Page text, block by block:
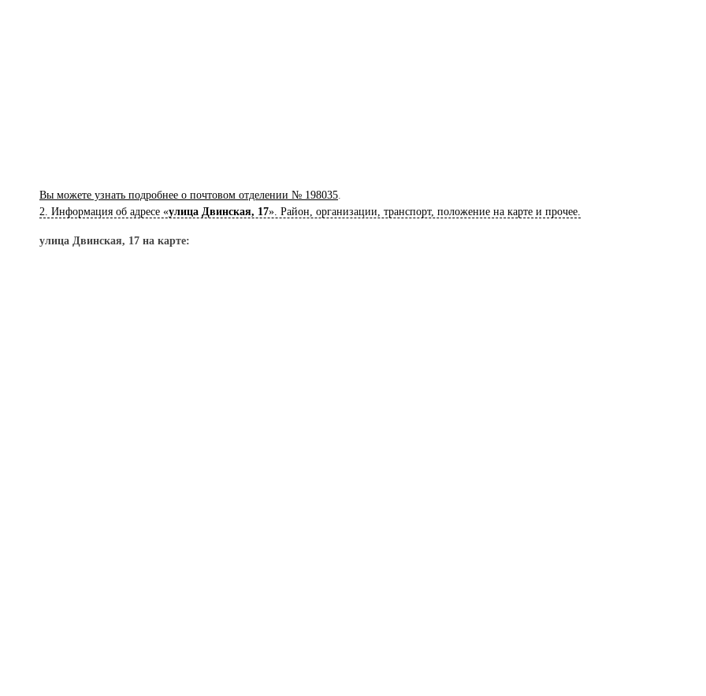
Вы можете узнать подробнее о почтовом отделении № 198035
2. Информация об адресе «улица Двинская, 17». Район, организации, транспорт, положение на карте и прочее.
улица Двинская, 17 на карте: